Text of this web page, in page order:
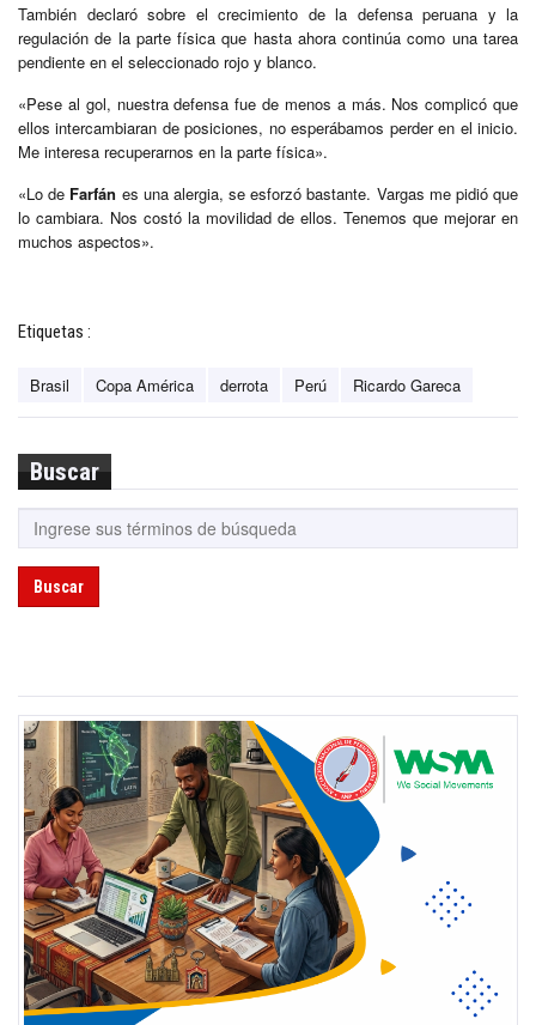
También declaró sobre el crecimiento de la defensa peruana y la
regulación de la parte física que hasta ahora continúa como una tarea
pendiente en el seleccionado rojo y blanco.
«Pese al gol, nuestra defensa fue de menos a más. Nos complicó que
ellos intercambiaran de posiciones, no esperábamos perder en el inicio.
Me interesa recuperarnos en la parte física».
«Lo de Farfán es una alergia, se esforzó bastante. Vargas me pidió que
lo cambiara. Nos costó la movilidad de ellos. Tenemos que mejorar en
muchos aspectos».
Etiquetas :
Brasil Copa América derrota Perú Ricardo Gareca
Buscar
Buscar